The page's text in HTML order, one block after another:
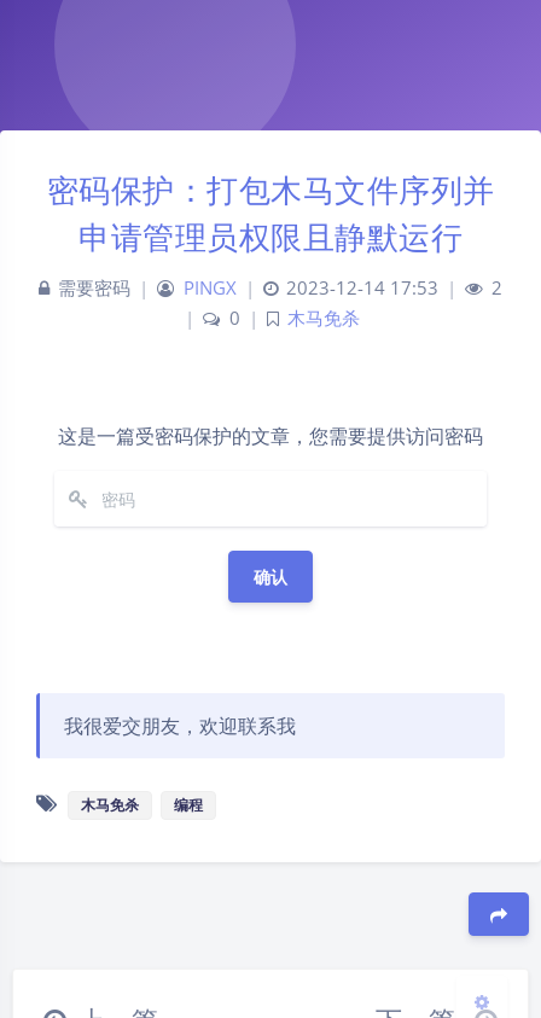
夜间模式
灰度
密码保护：打包木马文件序列并
申请管理员权限且静默运行
需要密码 | PINGX | 2023-12-14 17:53 |
2
|
0 | 木马免杀
这是一篇受密码保护的文章，您需要提供访问密码
我很爱交朋友，欢迎联系我
木马免杀 编程